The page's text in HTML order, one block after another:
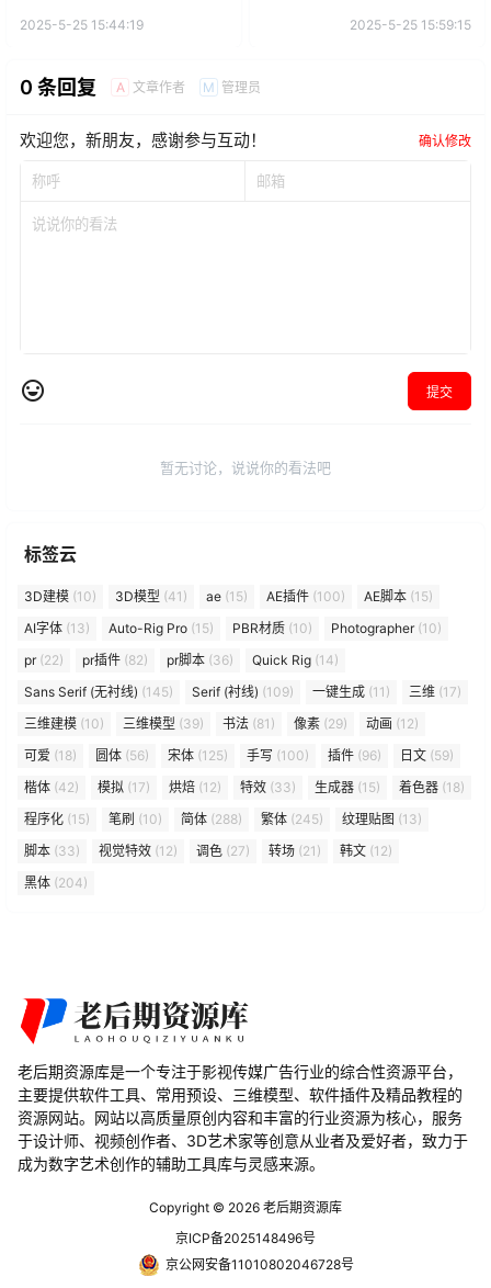
2025-5-25 15:44:19 2025-5-25 15:59:15
0 条回复 A 文章作者 M 管理员
欢迎您，新朋友，感谢参与互动！ 确认修改
提交
暂无讨论，说说你的看法吧
标签云
3D建模 (10) 3D模型 (41) ae (15) AE插件 (100) AE脚本 (15)
AI字体 (13) Auto-Rig Pro (15) PBR材质 (10) Photographer(10)
pr(22) pr插件 (82) pr脚本 (36) Quick Rig (14)
Sans Serif (无衬线) (145) Serif (衬线) (109) 一键生成 (11) 三维 (17)
三维建模 (10) 三维模型 (39) 书法 (81) 像素 (29) 动画 (12)
可爱 (18) 圆体 (56) 宋体 (125) 手写 (100) 插件 (96) 日文 (59)
楷体 (42) 模拟 (17) 烘焙 (12) 特效 (33) 生成器 (15) 着色器 (18)
程序化 (15) 笔刷 (10) 简体 (288) 繁体 (245) 纹理贴图 (13)
脚本 (33) 视觉特效 (12) 调色 (27) 转场 (21) 韩文 (12)
黑体 (204)
老后期资源库是一个专注于影视传媒广告行业的综合性资源平台，
主要提供软件工具、常用预设、三维模型、软件插件及精品教程的
资源网站。网站以高质量原创内容和丰富的行业资源为核心，服务
于设计师、视频创作者、3D艺术家等创意从业者及爱好者，致力于
成为数字艺术创作的辅助工具库与灵感来源。
Copyright © 2026 老后期资源库
京ICP备2025148496号
京公网安备11010802046728号